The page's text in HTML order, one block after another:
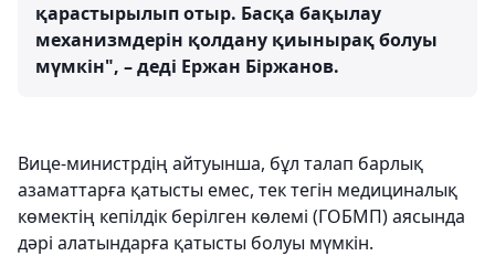
қарастырылып отыр. Басқа бақылау
механизмдерін қолдану қиынырақ болуы
мүмкін", – деді Ержан Біржанов.
Вице-министрдің айтуынша, бұл талап барлық
азаматтарға қатысты емес, тек тегін медициналық
көмектің кепілдік берілген көлемі (ГОБМП) аясында
дәрі алатындарға қатысты болуы мүмкін.